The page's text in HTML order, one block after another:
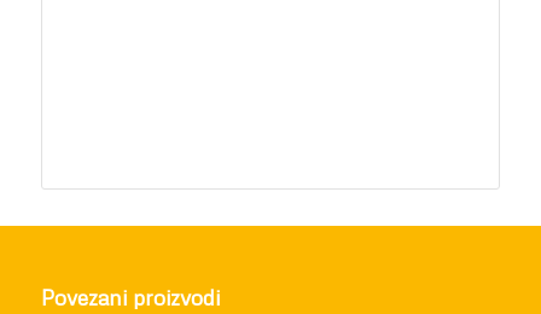
Povezani proizvodi